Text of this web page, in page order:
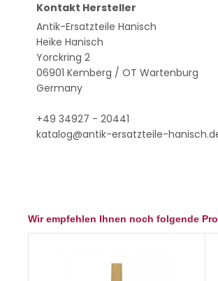
Kontakt Hersteller
Antik-Ersatzteile Hanisch
Heike Hanisch
Yorckring 2
06901 Kemberg / OT Wartenburg
Germany
+49 34927 - 20441
katalog@antik-ersatzteile-
Wir empfehlen Ihnen noch folgende